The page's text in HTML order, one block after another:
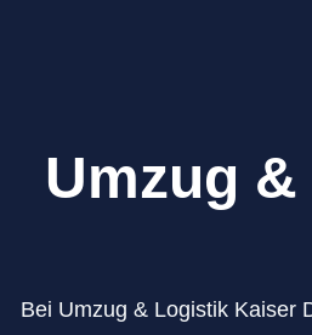
Umzug
Bei Umzug & Logistik Kaiser